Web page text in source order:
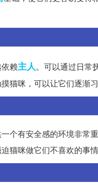
赖主人。可以通过日常
猫咪，可以让它们逐渐习
个有安全感的环境非常
猫咪做它们不喜欢的事